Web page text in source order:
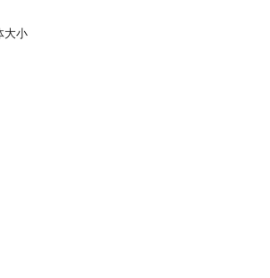
大小